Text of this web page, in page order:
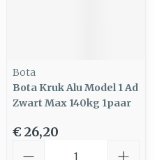
Bota
Bota Kruk Alu Model 1 Ad
Zwart Max 140kg 1paar
€ 26,20